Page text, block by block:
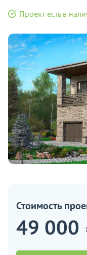
Проект есть в
Стоимость
49 000